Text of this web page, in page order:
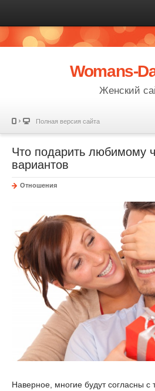
Womans-
Женский
Полная версия сайта
Что подарить любимому
вариантов
Отношения
Наверное, многие будут согласны